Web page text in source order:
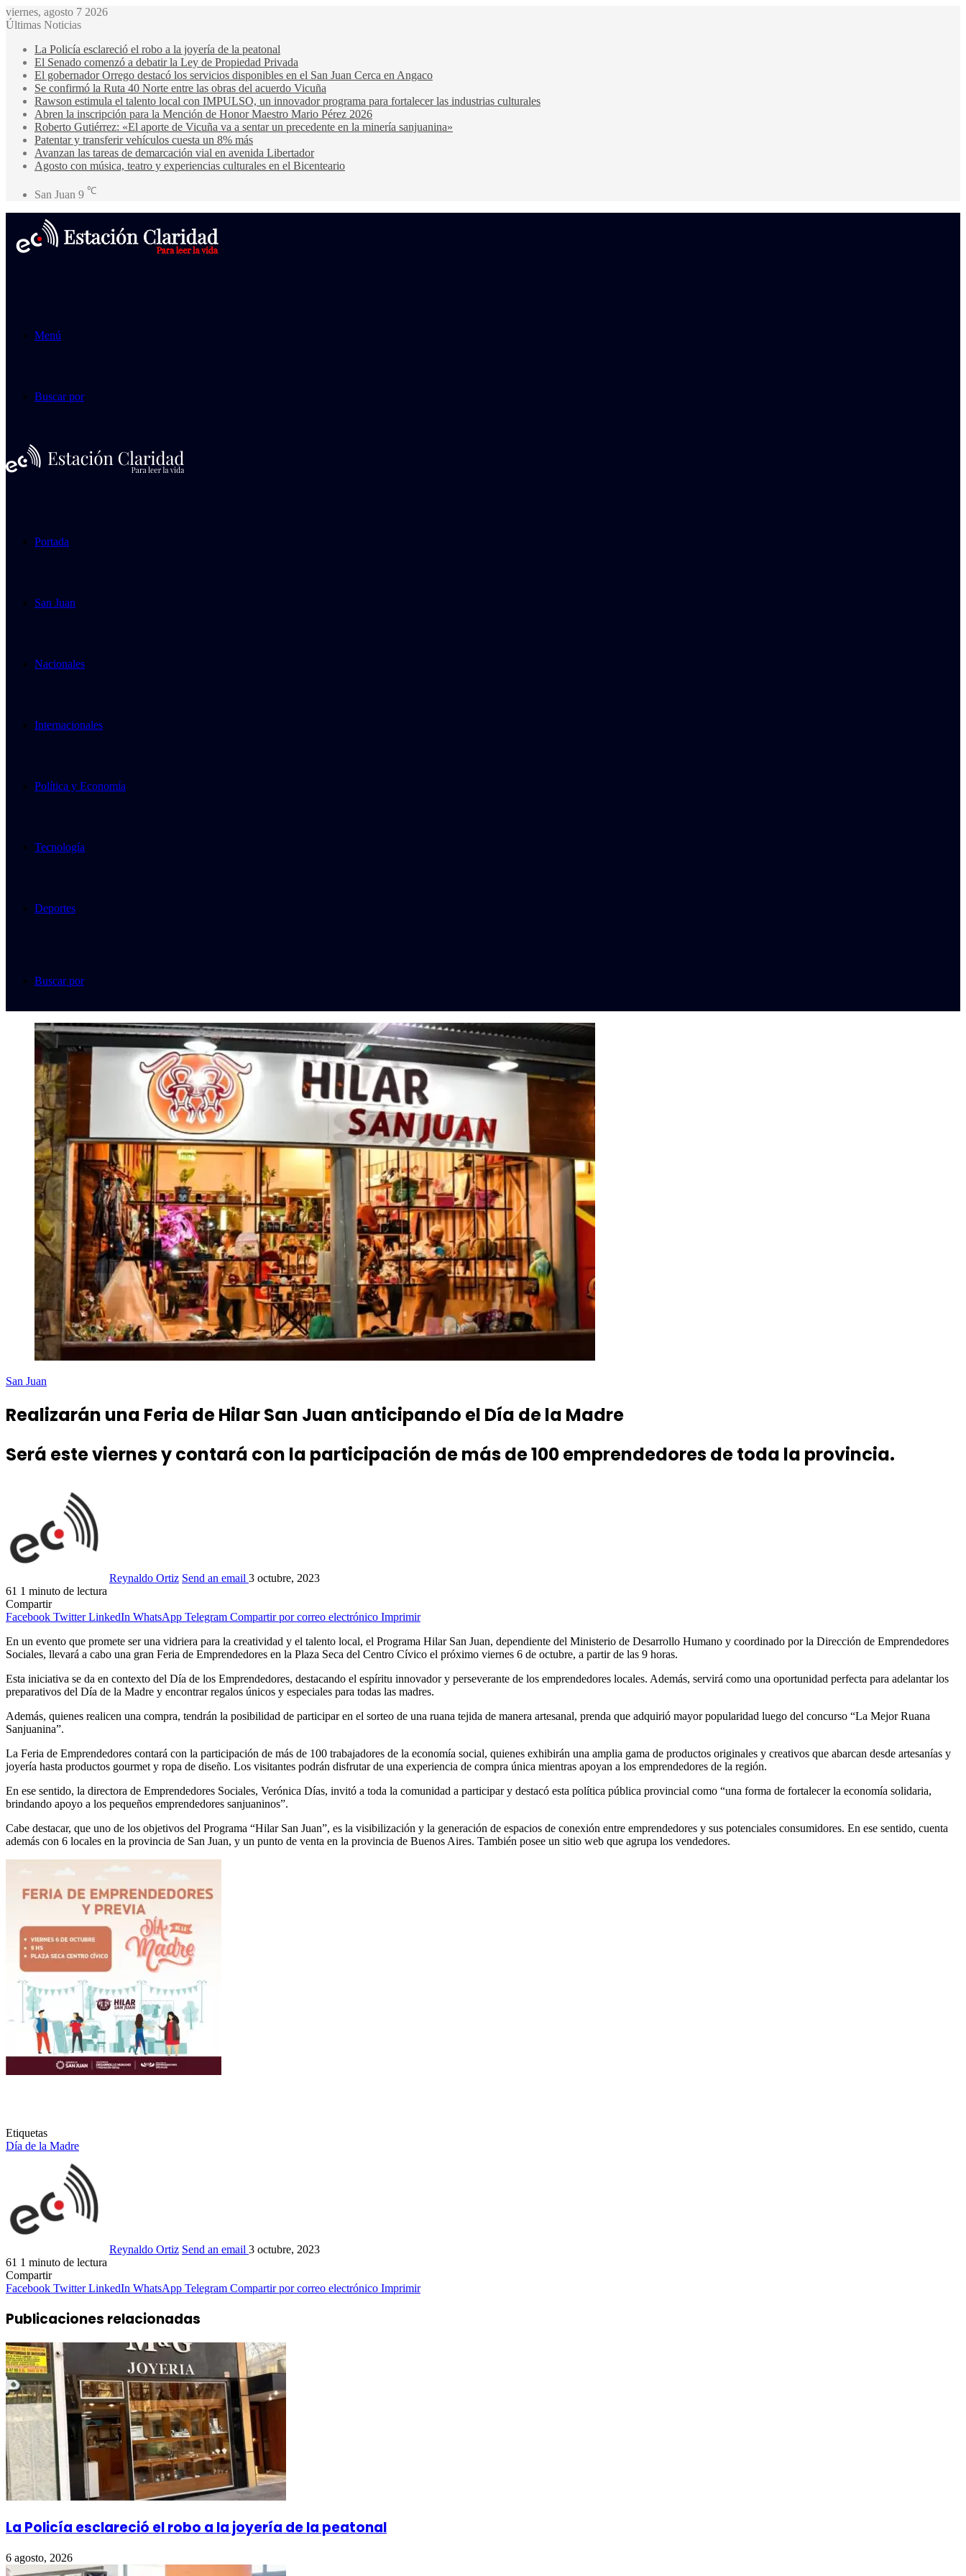
viernes, agosto 7 2026
Últimas Noticias
La Policía esclareció el robo a la joyería de la peatonal
El Senado comenzó a debatir la Ley de Propiedad Privada
El gobernador Orrego destacó los servicios disponibles en el San Juan Cerca en Angaco
Se confirmó la Ruta 40 Norte entre las obras del acuerdo Vicuña
Rawson estimula el talento local con IMPULSO, un innovador programa para fortalecer las industrias culturales
Abren la inscripción para la Mención de Honor Maestro Mario Pérez 2026
Roberto Gutiérrez: «El aporte de Vicuña va a sentar un precedente en la minería sanjuanina»
Patentar y transferir vehículos cuesta un 8% más
Avanzan las tareas de demarcación vial en avenida Libertador
Agosto con música, teatro y experiencias culturales en el Bicenteario
San Juan 9 ℃
Menú
Buscar por
Portada
San Juan
Nacionales
Internacionales
Política y Economía
Tecnología
Deportes
Buscar por
San Juan
Realizarán una Feria de Hilar San Juan anticipando el Día de la Madre
Será este viernes y contará con la participación de más de 100 emprendedores de toda la provincia.
Reynaldo Ortiz Send an email 3 octubre, 2023
61 1 minuto de lectura
Compartir
Facebook Twitter LinkedIn WhatsApp Telegram Compartir por correo electrónico Imprimir
En un evento que promete ser una vidriera para la creatividad y el talento local, el Programa Hilar San Juan, dependiente del Ministerio de Desarrollo Humano y coordinado por la Dirección de Emprendedores
Sociales, llevará a cabo una gran Feria de Emprendedores en la Plaza Seca del Centro Cívico el próximo viernes 6 de octubre, a partir de las 9 horas.
Esta iniciativa se da en contexto del Día de los Emprendedores, destacando el espíritu innovador y perseverante de los emprendedores locales. Además, servirá como una oportunidad perfecta para adelantar los
preparativos del Día de la Madre y encontrar regalos únicos y especiales para todas las madres.
Además, quienes realicen una compra, tendrán la posibilidad de participar en el sorteo de una ruana tejida de manera artesanal, prenda que adquirió mayor popularidad luego del concurso “La Mejor Ruana
Sanjuanina”.
La Feria de Emprendedores contará con la participación de más de 100 trabajadores de la economía social, quienes exhibirán una amplia gama de productos originales y creativos que abarcan desde artesanías y
joyería hasta productos gourmet y ropa de diseño. Los visitantes podrán disfrutar de una experiencia de compra única mientras apoyan a los emprendedores de la región.
En ese sentido, la directora de Emprendedores Sociales, Verónica Días, invitó a toda la comunidad a participar y destacó esta política pública provincial como “una forma de fortalecer la economía solidaria,
brindando apoyo a los pequeños emprendedores sanjuaninos”.
Cabe destacar, que uno de los objetivos del Programa “Hilar San Juan”, es la visibilización y la generación de espacios de conexión entre emprendedores y sus potenciales consumidores. En ese sentido, cuenta
además con 6 locales en la provincia de San Juan, y un punto de venta en la provincia de Buenos Aires. También posee un sitio web que agrupa los vendedores.
Etiquetas
Día de la Madre
Reynaldo Ortiz Send an email 3 octubre, 2023
61 1 minuto de lectura
Compartir
Facebook Twitter LinkedIn WhatsApp Telegram Compartir por correo electrónico Imprimir
Publicaciones relacionadas
La Policía esclareció el robo a la joyería de la peatonal
6 agosto, 2026